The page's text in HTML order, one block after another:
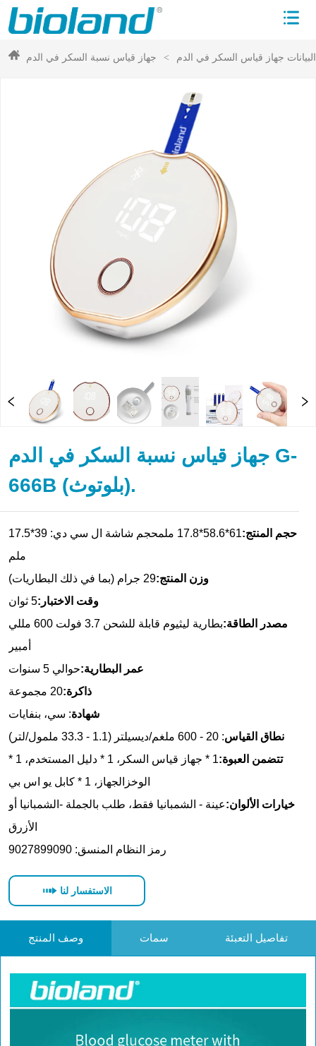
جهاز قياس السكر في الدم >
جهاز قياس نسبة السكر في الدم G-
666B (بلوتوث).
الاستفسار لنا
وصف المنتج سمات تفاصيل التعبئة